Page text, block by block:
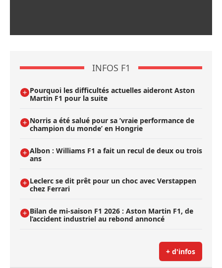
INFOS F1
Pourquoi les difficultés actuelles aideront Aston
Martin F1 pour la suite
Norris a été salué pour sa ’vraie performance de
champion du monde’ en Hongrie
Albon : Williams F1 a fait un recul de deux ou trois
ans
Leclerc se dit prêt pour un choc avec Verstappen
chez Ferrari
Bilan de mi-saison F1 2026 : Aston Martin F1, de
l’accident industriel au rebond annoncé
+ d'infos